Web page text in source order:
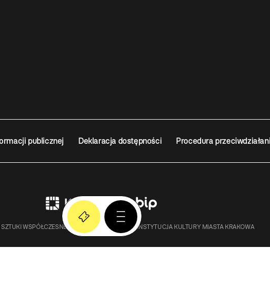
publicznej Deklaracja dostępności Procedura
WSPÓŁCZESNEJ W KRAKOWIE MOCAK – INSTYTUCJA KULTURY MIASTA KRAKOWA